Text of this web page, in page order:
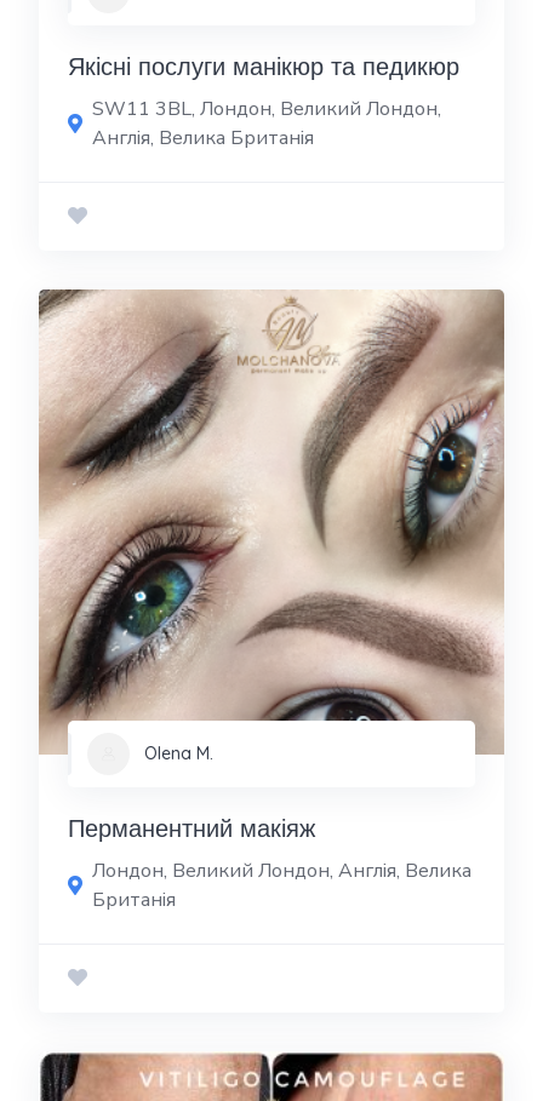
Якісні послуги манікюр та педикюр
SW11 3BL, Лондон, Великий Лондон,
Англія, Велика Британія
Olena M.
Перманентний макіяж
Лондон, Великий Лондон, Англія, Велика
Британія